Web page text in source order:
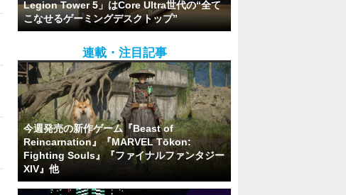
Legion Tower 5」はCore Ultra世代の“全て
こなせるゲーミングデスクトップ”
連載・注目記事
今週発売の新作ゲーム『Beast of
Reincarnation』『MARVEL Tōkon:
Fighting Souls』『ファイナルファンタジー
XIV』他